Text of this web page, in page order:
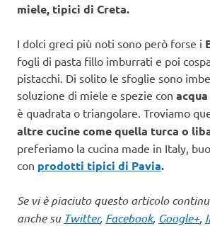
miele, tipici di Creta.
I dolci greci più noti sono però forse i
fogli di pasta fillo imburrati e poi
pistacchi. Di solito le sfoglie sono
soluzione di miele e spezie con
è quadrata o triangolare. Troviamo
altre cucine come quella turca o
preferiamo la cucina made in Italy,
con prodotti tipici di Pavia.
Se vi è piaciuto questo articolo
anche su Twitter, Facebook, Google+,